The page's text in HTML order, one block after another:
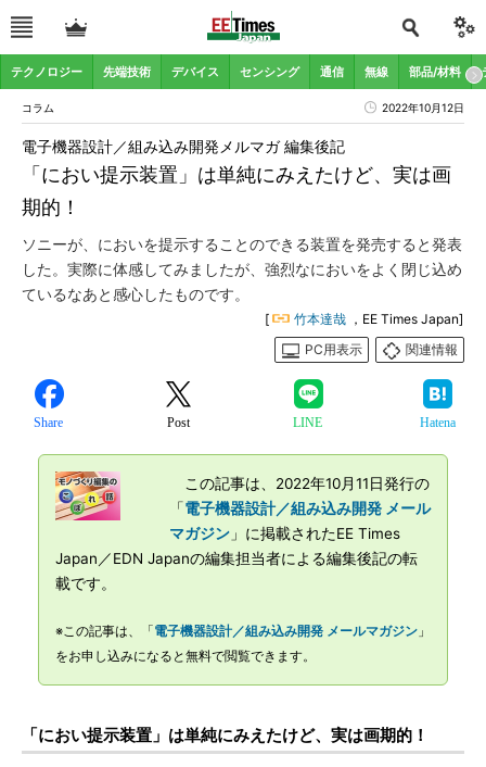
テクノロジー 先端技術 デバイス センシング 通信 無線 部品/材料
コラム 2022年10月12日
「におい提示装置」は単純にみえたけど、実は画
期的！
電子機器設計／組み込み開発メルマガ 編集後記
ソニーが、においを提示することのできる装置を発売すると発表
した。実際に体感してみましたが、強烈なにおいをよく閉じ込め
ているなあと感心したものです。
[ 竹本達哉 ，EE Times Japan]
PC用表示
関連情報
Share Post LINE Hatena
この記事は、2022年10月11日発行の
「電子機器設計／組み込み開発 メール
マガジン 」に掲載されたEE Times
Japan／EDN Japanの編集担当者による編集後記の転
載です。
※この記事は、「 電子機器設計／組み込み開発 メールマガジン 」
をお申し込みになると無料で閲覧できます。
「におい提示装置」は単純にみえたけど、実は画期的！